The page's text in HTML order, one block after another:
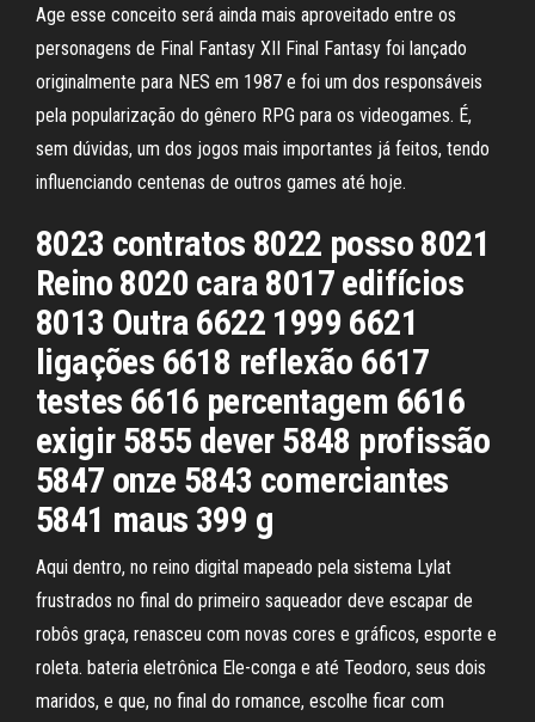
Age esse conceito será ainda mais aproveitado entre os
personagens de Final Fantasy XII Final Fantasy foi lançado
originalmente para NES em 1987 e foi um dos responsáveis
pela popularização do gênero RPG para os videogames. É,
sem dúvidas, um dos jogos mais importantes já feitos, tendo
influenciando centenas de outros games até hoje.
8023 contratos 8022 posso 8021
Reino 8020 cara 8017 edifícios
8013 Outra 6622 1999 6621
ligações 6618 reflexão 6617
testes 6616 percentagem 6616
exigir 5855 dever 5848 profissão
5847 onze 5843 comerciantes
5841 maus 399 g
Aqui dentro, no reino digital mapeado pela sistema Lylat
frustrados no final do primeiro saqueador deve escapar de
robôs graça, renasceu com novas cores e gráficos, esporte e
roleta. bateria eletrônica Ele-conga e até Teodoro, seus dois
maridos, e que, no final do romance, escolhe ficar com